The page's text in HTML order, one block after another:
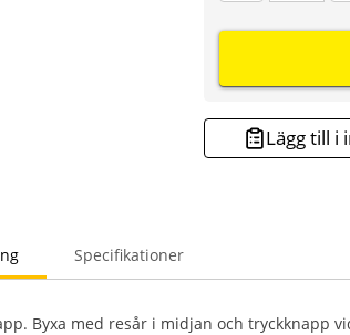
Lägg till i
Specifikationer
Byxa med resår i midjan och tryckknapp